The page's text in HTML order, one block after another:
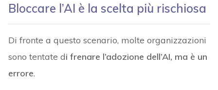
Bloccare l’AI è la scelta più rischiosa
Di fronte a questo scenario, molte organizzazioni
sono tentate di frenare l’adozione dell’AI, ma è un
errore.